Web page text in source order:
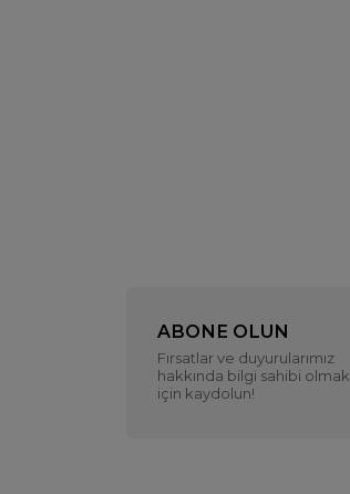
ABONE OLUN
Fırsatlar ve duyurularımız
hakkında bilgi sahibi olmak
için kaydolun!